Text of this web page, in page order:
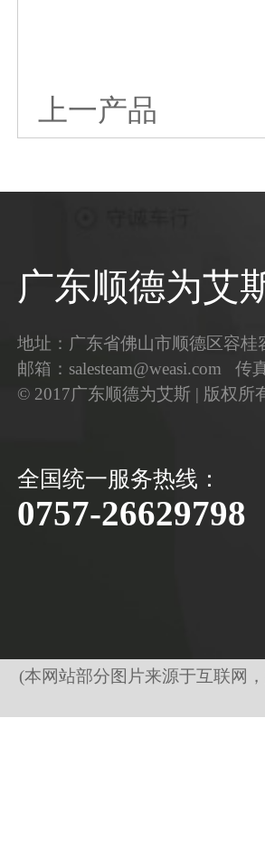
上一产品
广东顺德为艾
地址：广东省佛山市顺德区容
邮箱：salesteam@weasi.com 传
© 2017广东顺德为艾斯 | 版权所
全国统一服务热线：
0757-26629798
(本网站部分图片来源于互联网